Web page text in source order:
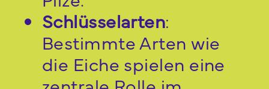
Schlüsselarten:
Bestimmte Arten wie
die Eiche spielen eine